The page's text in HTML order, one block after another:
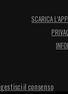
SCARICA
gestisci il consenso